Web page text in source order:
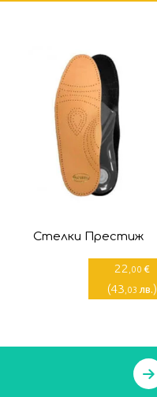
Стелки Престиж
22 ,00 €
(43 ,03 лв.)